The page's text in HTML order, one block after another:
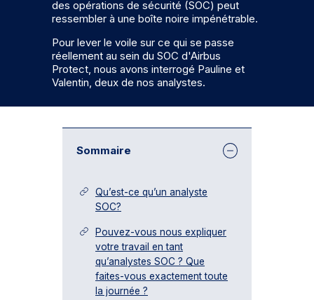
des opérations de sécurité (SOC) peut
ressembler à une boîte noire impénétrable.
Pour lever le voile sur ce qui se passe
réellement au sein du SOC d'Airbus
Protect, nous avons interrogé Pauline et
Valentin, deux de nos analystes.
Sommaire
Qu’est-ce qu’un analyste
SOC?
Pouvez-vous nous expliquer
votre travail en tant
qu’analystes SOC ? Que
faites-vous exactement toute
la journée ?